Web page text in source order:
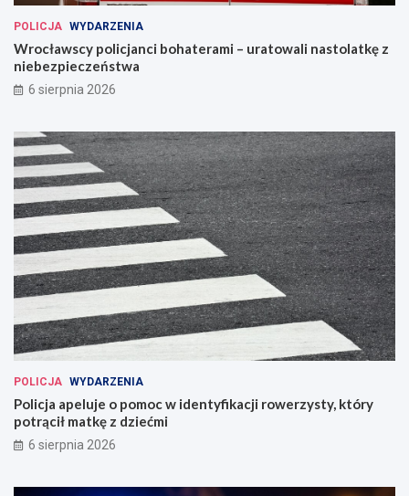
POLICJA WYDARZENIA
Wrocławscy policjanci bohaterami – uratowali nastolatkę z
niebezpieczeństwa
6 sierpnia 2026
POLICJA WYDARZENIA
Policja apeluje o pomoc w identyfikacji rowerzysty, który
potrącił matkę z dziećmi
6 sierpnia 2026